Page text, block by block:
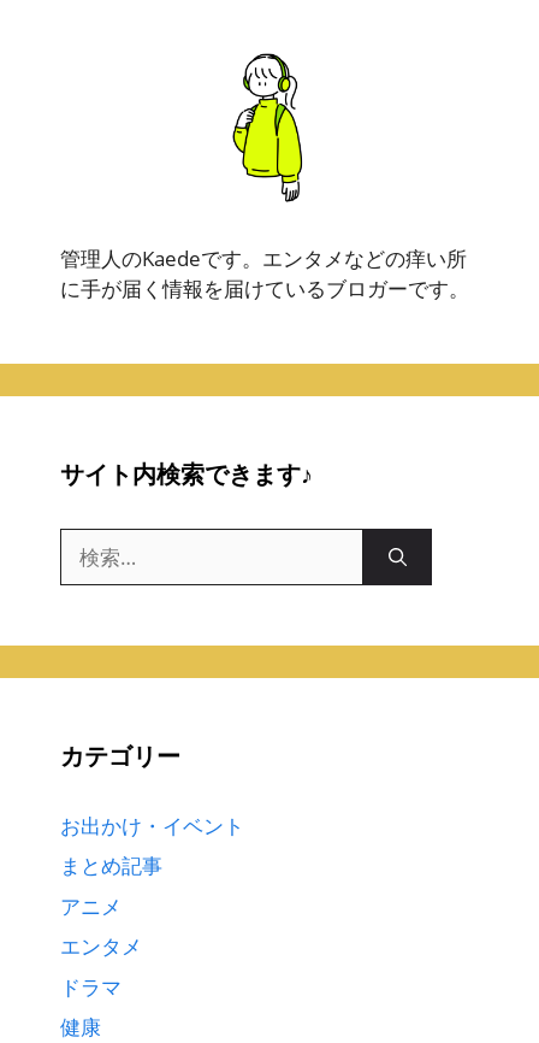
管理人のKaedeです。エンタメなどの痒い所
に手が届く情報を届けているブロガーです。
サイト内検索できます♪
索:
カテゴリー
お出かけ・イベント
まとめ記事
アニメ
エンタメ
ドラマ
健康